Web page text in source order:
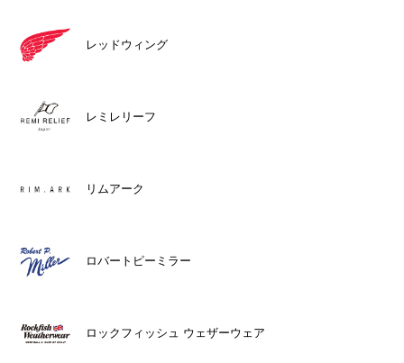
レッドウィング
レミレリーフ
リムアーク
ロバートピーミラー
ロックフィッシュ ウェザーウェア